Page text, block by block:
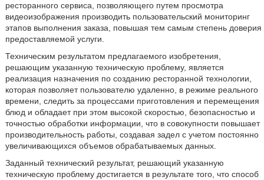
ресторанного сервиса, позволяющего путем просмотра
видеоизображения производить пользовательский мониторинг
этапов выполнения заказа, повышая тем самым степень доверия
предоставляемой услуги.
Техническим результатом предлагаемого изобретения,
решающим указанную техническую проблему, является
реализация назначения по созданию ресторанной технологии,
которая позволяет пользователю удаленно, в режиме реального
времени, следить за процессами приготовления и перемещения
блюд и обладает при этом высокой скоростью, безопасностью и
точностью обработки информации, что в совокупности повышает
производительность работы, создавая задел с учетом постоянно
увеличивающихся объемов обрабатываемых данных.
Заданный технический результат, решающий указанную
техническую проблему достигается в результате того, что способ